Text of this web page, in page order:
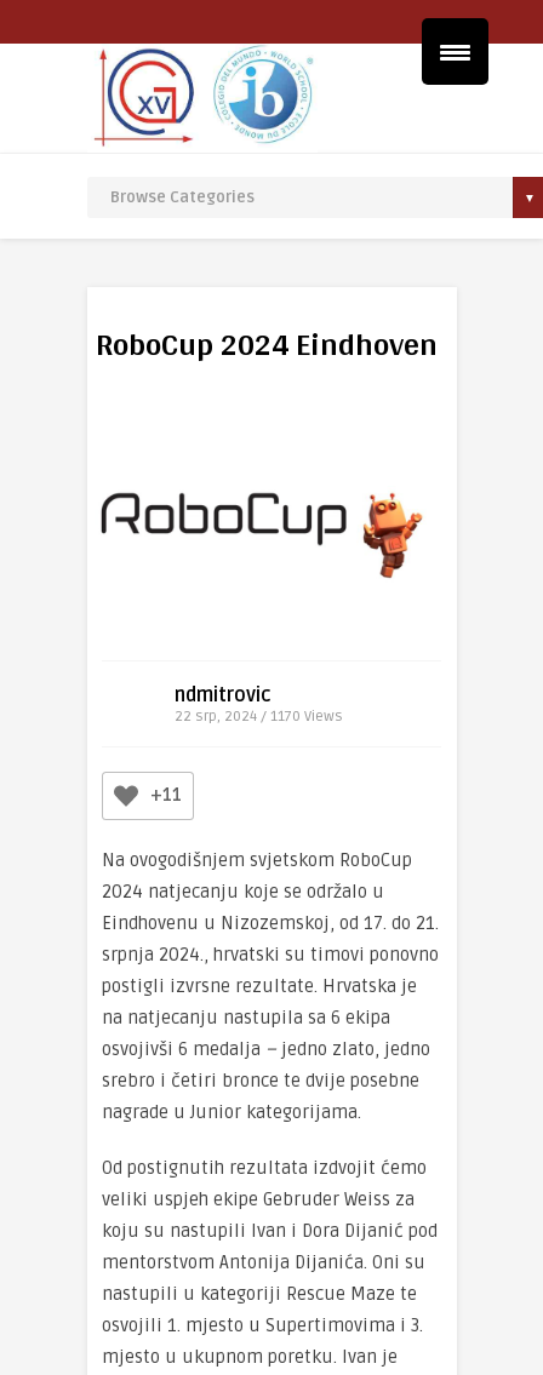
RoboCup 2024 Eindhoven
ndmitrovic
22 srp, 2024 / 1170 Views
+11
Na ovogodišnjem svjetskom RoboCup
2024 natjecanju koje se održalo u
Eindhovenu u Nizozemskoj, od 17. do 21.
srpnja 2024., hrvatski su timovi ponovno
postigli izvrsne rezultate. Hrvatska je
na natjecanju nastupila sa 6 ekipa
osvojivši 6 medalja – jedno zlato, jedno
srebro i četiri bronce te dvije posebne
nagrade u Junior kategorijama.
Od postignutih rezultata izdvojit ćemo
veliki uspjeh ekipe Gebruder Weiss za
koju su nastupili Ivan i Dora Dijanić pod
mentorstvom Antonija Dijanića. Oni su
nastupili u kategoriji Rescue Maze te
osvojili 1. mjesto u Supertimovima i 3.
mjesto u ukupnom poretku. Ivan je